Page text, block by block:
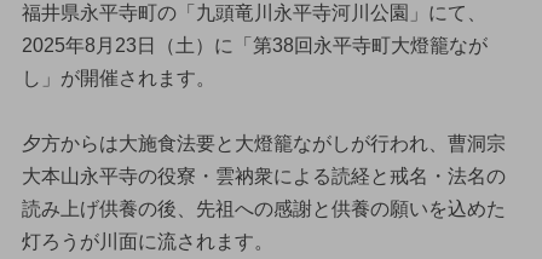
福井県永平寺町の「九頭竜川永平寺河川公園」にて、
2025年8月23日（土）に「第38回永平寺町大燈籠なが
し」が開催されます。
夕方からは大施食法要と大燈籠ながしが行われ、曹洞宗
大本山永平寺の役寮・雲衲衆による読経と戒名・法名の
読み上げ供養の後、先祖への感謝と供養の願いを込めた
灯ろうが川面に流されます。